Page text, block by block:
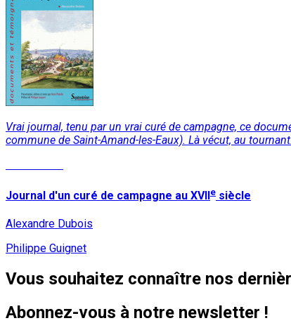
Vrai journal, tenu par un vrai curé de campagne, ce
commune de Saint-Amand-les-Eaux). Là vécut, au
Journal d'un curé de campagne au XVIIe siècle
Alexandre Dubois
Philippe Guignet
Vous souhaitez connaître nos
Abonnez-vous à notre newsletter !